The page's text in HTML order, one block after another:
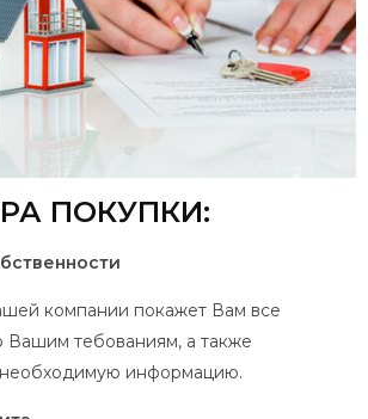
ПОКУПКИ:
компании покажет Вам все
Вашим тебованиям, а также
информацию.